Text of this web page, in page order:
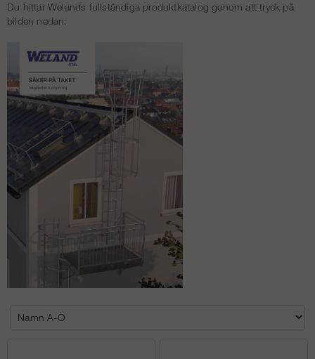
Du hittar Welands fullständiga produktkatalog genom att tryck på
bilden nedan: